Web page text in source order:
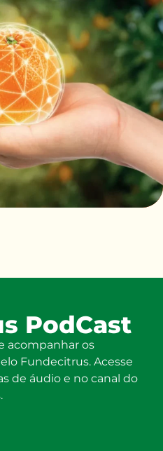
PodCast
acompanhar os
Fundecitrus. Acesse
de áudio e no canal do